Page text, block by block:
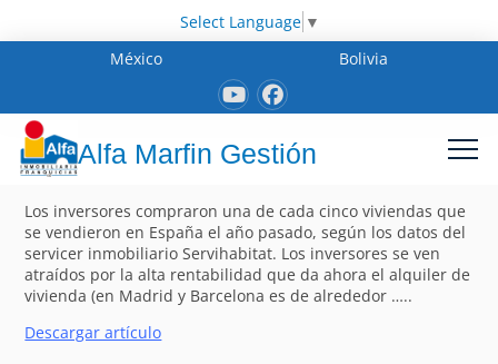
Select Language ▼
México
Bolivia
Alfa Marfin Gestión
Los inversores compraron una de cada cinco viviendas que
se vendieron en España el año pasado, según los datos del
servicer inmobiliario Servihabitat. Los inversores se ven
atraídos por la alta rentabilidad que da ahora el alquiler de
vivienda (en Madrid y Barcelona es de alrededor …..
Descargar artículo